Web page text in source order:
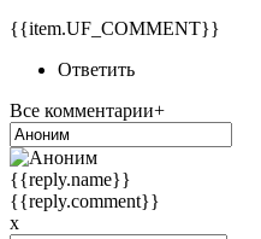
{{item.UF_COMMENT}}
Ответить
Все комментарии+
{{reply.name}}
{{reply.comment}}
x